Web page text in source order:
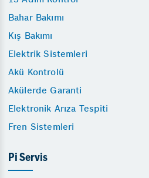
Bahar Bakımı
Kış Bakımı
Elektrik Sistemleri
Akü Kontrolü
Akülerde Garanti
Elektronik Arıza Tespiti
Fren Sistemleri
Pi Servis